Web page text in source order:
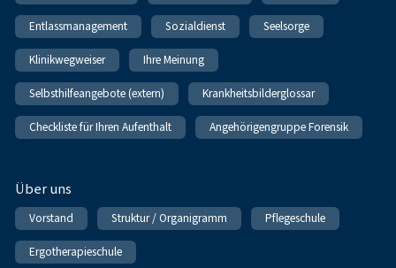
Entlassmanagement Sozialdienst Seelsorge
Klinikwegweiser Ihre Meinung
Selbsthilfeangebote (extern) Krankheitsbilderglossar
Checkliste für Ihren Aufenthalt Angehörigengruppe Forensik
Über uns
Vorstand Struktur / Organigramm Pflegeschule
Ergotherapieschule